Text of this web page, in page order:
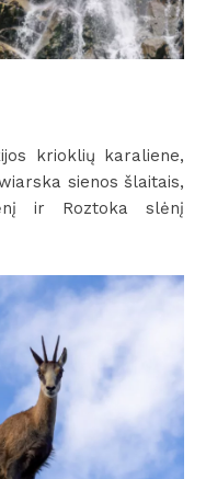
krioklių karaliene,
sienos šlaitais,
ir Roztoka slėnį